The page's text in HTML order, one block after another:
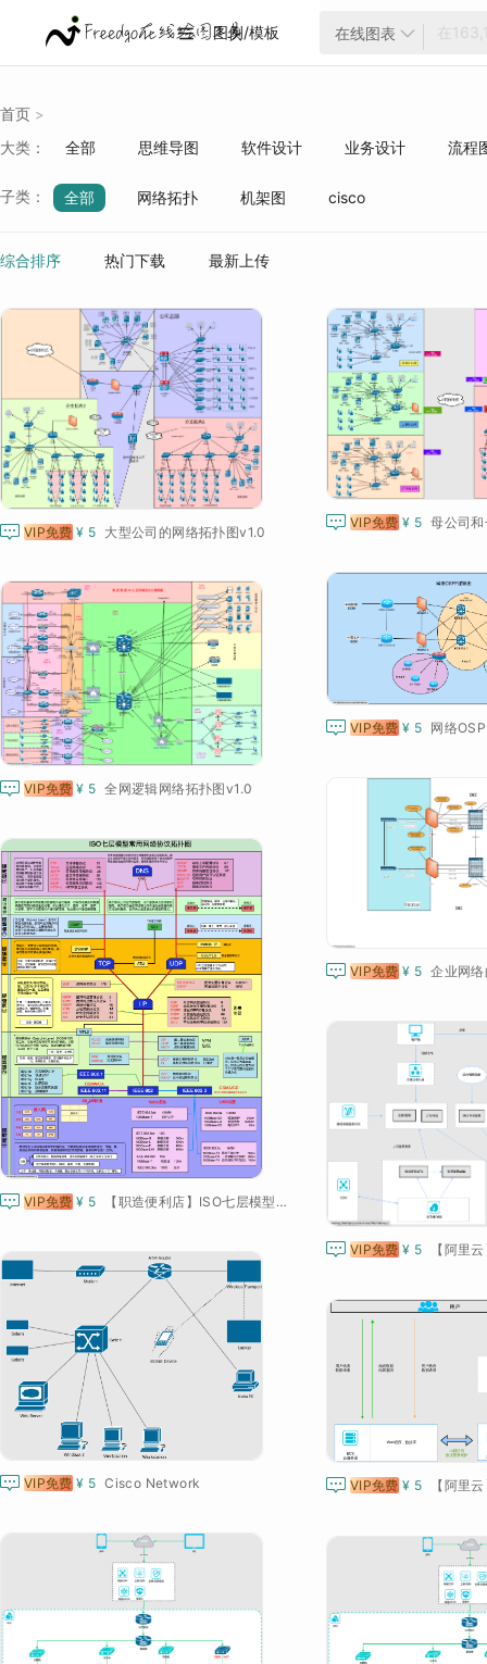
 图例/模板 在线图表 
首页 >
大类： 全部 思维导图 软件设计 业务设计
流程
云架构
质量管理
子类： 全部 网络拓扑 机架图 cisco
综合排序 热门下载 最新上传
 VIP免费 ¥ 5 大​型​公司的网​络​​拓​扑​图v1.0​  VIP免费 ¥ 5
 VIP免费 ¥ 5 网络
 VIP免费 ¥ 5 全网逻辑网络拓扑图v1.0
 VIP免费 ¥ 5 企业网
 VIP免费 ¥ 5 【职造便利店】ISO七层模型常用网络协议拓扑图
 VIP免费 ¥ 5
 VIP免费 ¥ 5 Cisco Network  VIP免费 ¥ 5 【阿里